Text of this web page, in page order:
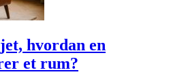
hvordan en
et rum?